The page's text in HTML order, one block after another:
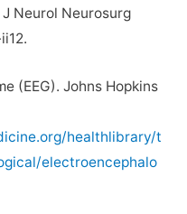
Neurol Neurosurg
(EEG). Johns Hopkins
healthlibrary/t
electroencephalo